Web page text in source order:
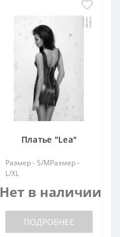
Платье "Lea"
Размер - S/MРазмер -
L/XL
Нет в наличии
ПОДРОБНЕЕ